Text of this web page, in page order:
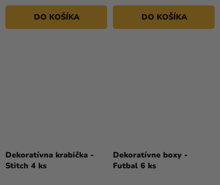
DO KOŠÍKA DO KOŠÍKA
Dekoratívna krabička -
Stitch 4 ks
Dekoratívne boxy -
Futbal 6 ks